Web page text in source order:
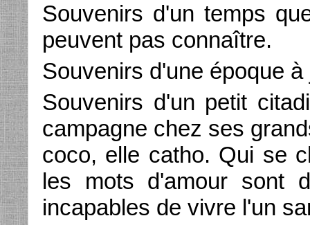
Souvenirs d'un temps
peuvent pas connaître.
Souvenirs d'une époque
Souvenirs d'un petit
campagne chez ses
coco, elle catho. Qui se
les mots d'amour sont
incapables de vivre l'un